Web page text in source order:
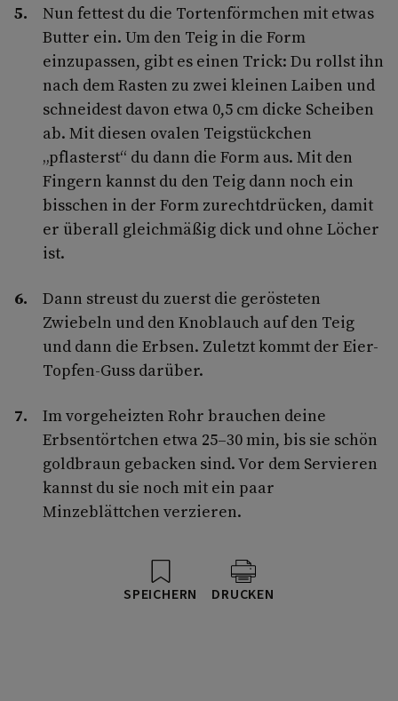
Nun fettest du die Tortenförmchen mit etwas
Butter ein. Um den Teig in die Form
einzupassen, gibt es einen Trick: Du rollst ihn
nach dem Rasten zu zwei kleinen Laiben und
schneidest davon etwa 0,5 cm dicke Scheiben
ab. Mit diesen ovalen Teigstückchen
„pflasterst“ du dann die Form aus. Mit den
Fingern kannst du den Teig dann noch ein
bisschen in der Form zurechtdrücken, damit
er überall gleichmäßig dick und ohne Löcher
ist.
Dann streust du zuerst die gerösteten
Zwiebeln und den Knoblauch auf den Teig
und dann die Erbsen. Zuletzt kommt der Eier-
Topfen-Guss darüber.
Im vorgeheizten Rohr brauchen deine
Erbsentörtchen etwa 25–30 min, bis sie schön
goldbraun gebacken sind. Vor dem Servieren
kannst du sie noch mit ein paar
Minzeblättchen verzieren.
SPEICHERN DRUCKEN